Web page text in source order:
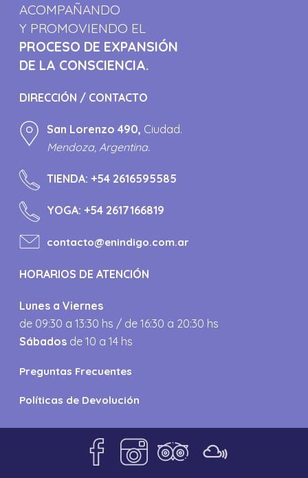
ACOMPAÑANDO
Y PROMOVIENDO EL
PROCESO DE EXPANSIÓN
DE LA CONSCIENCIA.
DIRECCIÓN / CONTACTO
San Lorenzo 490, Ciudad.
Mendoza, Argentina.
TIENDA:+54 2616595585
YOGA:+54 2617166819
contacto@enindigo.com.ar
HORARIOS DE ATENCIÓN
Lunes a Viernes
de 09:30 a 13:30 hs / de 16:30 a 20:30 hs
Sábados de 10 a 14 hs
Preguntas Frecuentes
Políticas de Devolución